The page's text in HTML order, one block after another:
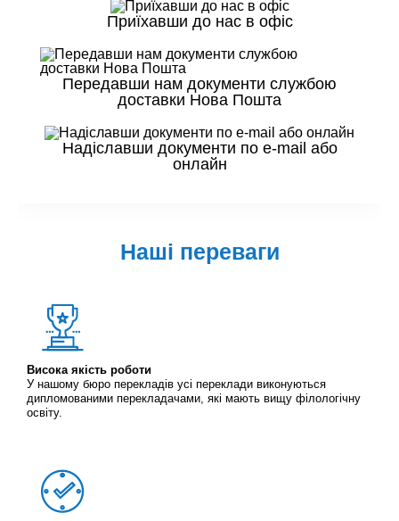
Приїхавши до нас в офіс
Передавши нам документи службою
доставки Нова Пошта
Надіславши документи по e-mail або
онлайн
Наші переваги
Висока якість роботи
У нашому бюро перекладів усі переклади виконуються
дипломованими перекладачами, які мають вищу філологічну
освіту.